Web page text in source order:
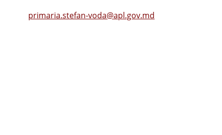
primaria.stefan-voda@apl.gov.md